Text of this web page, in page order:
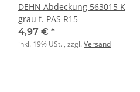
DEHN Abdeckung 563015 K
grau f. PAS R15
4,97 € *
inkl. 19% USt. , zzgl.Versand